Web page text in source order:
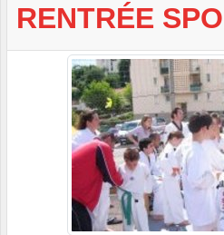
RENTRÉE